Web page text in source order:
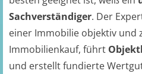
Sachverständiger. Der
einer Immobilie objektiv und
Immobilienkauf, führt
und erstellt fundierte